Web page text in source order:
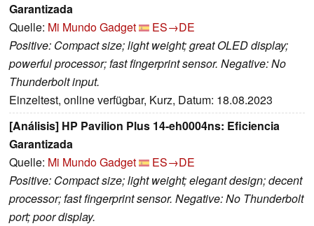
Garantizada
Quelle: Mi Mundo Gadget
ES→DE
Positive: Compact size; light weight; great OLED display;
powerful processor; fast fingerprint sensor. Negative: No
Thunderbolt input.
Einzeltest, online verfügbar, Kurz, Datum: 18.08.2023
[Análisis] HP Pavilion Plus 14-eh0004ns: Eficiencia
Garantizada
Quelle: Mi Mundo Gadget
ES→DE
Positive: Compact size; light weight; elegant design; decent
processor; fast fingerprint sensor. Negative: No Thunderbolt
port; poor display.